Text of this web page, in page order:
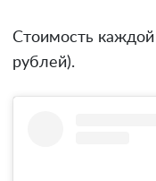
Стоимость
рублей).